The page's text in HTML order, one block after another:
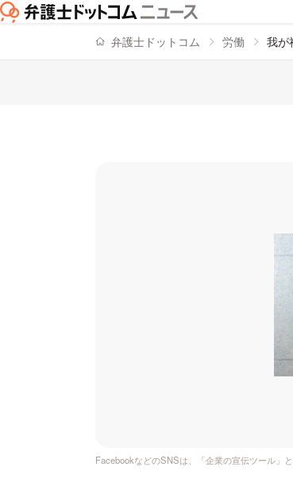
弁護士ドットコム 労働 我が
FacebookなどのSNSは、「企業の宣伝ツール」